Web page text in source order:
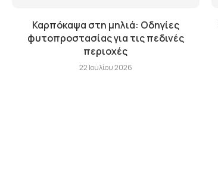
Καρπόκαψα στη μηλιά: Οδηγίες
φυτοπροστασίας για τις πεδινές
περιοχές
22 Ιουλίου 2026